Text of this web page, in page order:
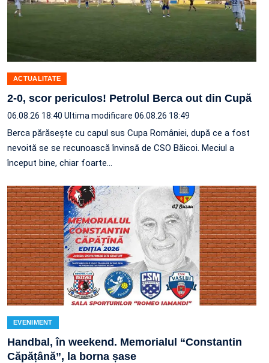
ACTUALITATE
2-0, scor periculos! Petrolul Berca out din Cupă
06.08.26 18:40 Ultima modificare 06.08.26 18:49
Berca părăsește cu capul sus Cupa României, după ce a fost
nevoită se se recunoască învinsă de CSO Băicoi. Meciul a
început bine, chiar foarte…
EVENIMENT
Handbal, în weekend. Memorialul “Constantin
Căpățână”, la borna șase